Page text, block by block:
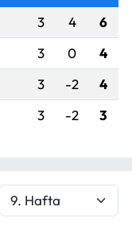
3 4
6
3 0
4
3 -2
4
3 -2 3